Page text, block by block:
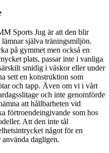
Sports Jug är att den blir
själva träningsmiljön.
på gymmet men också en
plats, passar inte i vanliga
smidig i väskor eller under
sett en konstruktion som
och tapp. Även om vi i vårt
och inte genomförde
att hållbarheten vid
förtroendeingivande som hos
Att den inte tål
något för en
dagligen.